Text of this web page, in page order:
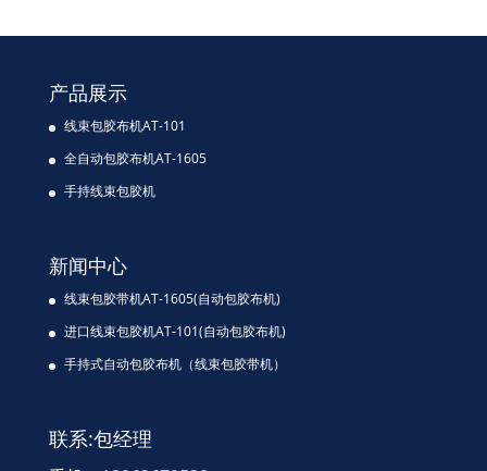
产品展示
线束包胶布机AT-101
全自动包胶布机AT-1605
手持线束包胶机
新闻中心
线束包胶带机AT-1605(自动包胶布机)
进口线束包胶机AT-101(自动包胶布机)
手持式自动包胶布机（线束包胶带机）
联系:包经理